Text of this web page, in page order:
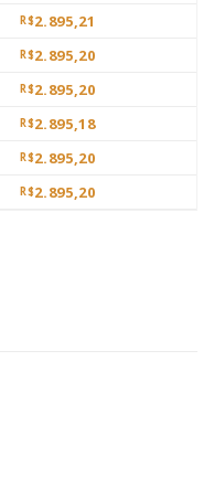
R$2.895,21
R$2.895,20
R$2.895,20
R$2.895,18
R$2.895,20
R$2.895,20